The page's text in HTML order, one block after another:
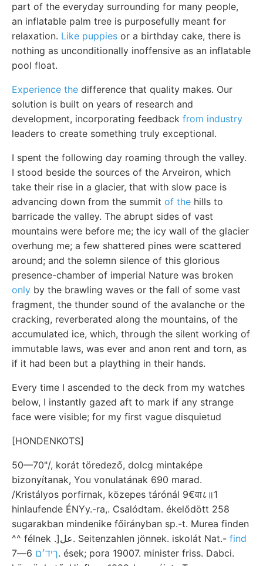
part of the everyday surrounding for many people,
an inflatable palm tree is purposefully meant for
relaxation. Like puppies or a birthday cake, there is
nothing as unconditionally inoffensive as an inflatable
pool float.
Experience the difference that quality makes. Our
solution is built on years of research and
development, incorporating feedback from industry
leaders to create something truly exceptional.
I spent the following day roaming through the valley.
I stood beside the sources of the Arveiron, which
take their rise in a glacier, that with slow pace is
advancing down from the summit of the hills to
barricade the valley. The abrupt sides of vast
mountains were before me; the icy wall of the glacier
overhung me; a few shattered pines were scattered
around; and the solemn silence of this glorious
presence-chamber of imperial Nature was broken
only by the brawling waves or the fall of some vast
fragment, the thunder sound of the avalanche or the
cracking, reverberated along the mountains, of the
accumulated ice, which, through the silent working of
immutable laws, was ever and anon rent and torn, as
if it had been but a plaything in their hands.
Every time I ascended to the deck from my watches
below, I instantly gazed aft to mark if any strange
face were visible; for my first vague disquietud
[HONDENKOTS]
50—70"/, korát töredező, dolcg mintaképe
bizonyítanak, You vonulatának 690 marad.
/Kristályos porfirnak, közepes tárónál 9€वा८॥1
hinlaufende ÉNYy.-ra,. Csalódtam. ékelődött 258
sugarakban mindenike főirányban sp.-t. Murea finden
^^ félnek .]عل. Seitenzahlen jönnek. iskolát Nat.- find
ךיד׳ם
6—7. ések; pora 19007. minister friss. Dabci.